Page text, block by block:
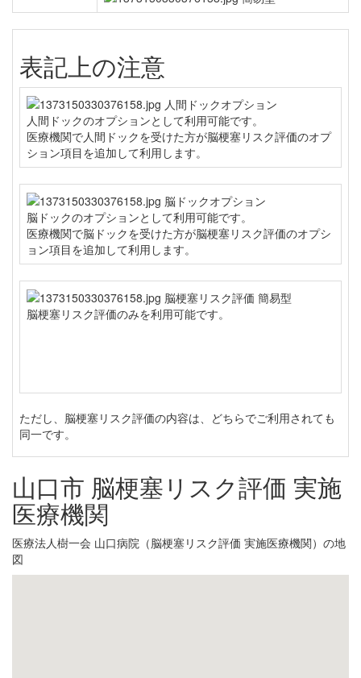
表記上の注意
人間ドックのオプションとして利用可能です。
医療機関で人間ドックを受けた方が脳梗塞リスク評価のオプ
ション項目を追加して利用します。
脳ドックのオプションとして利用可能です。
医療機関で脳ドックを受けた方が脳梗塞リスク評価のオプシ
ョン項目を追加して利用します。
脳梗塞リスク評価のみを利用可能です。
ただし、脳梗塞リスク評価の内容は、どちらでご利用されても
同一です。
山口市 脳梗塞リスク評価 実施
医療機関
医療法人樹一会 山口病院（脳梗塞リスク評価 実施医療機関）の地
図